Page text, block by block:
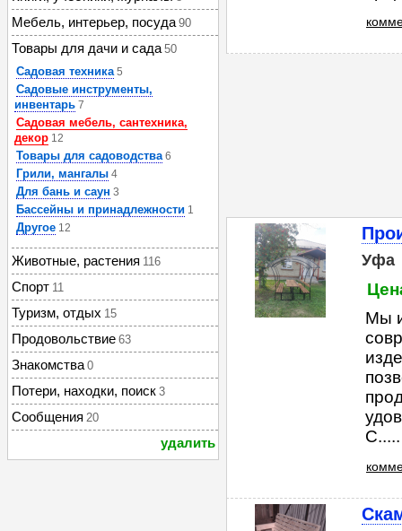
Мебель, интерьер, посуда 90
Товары для дачи и сада 50
Садовая техника 5
Садовые инструменты,
инвентарь 7
Садовая мебель, сантехника,
декор 12
Товары для садоводства 6
Грили, мангалы 4
Для бань и саун 3
Бассейны и принадлежности 1
Другое 12
Животные, растения 116
Спорт 11
Туризм, отдых 15
Продовольствие 63
Знакомства 0
Потери, находки, поиск 3
Сообщения 20
удалить
Уфа
Мы
С.....